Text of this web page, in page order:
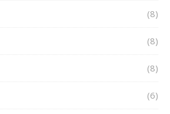
(8)
(8)
(8)
(6)